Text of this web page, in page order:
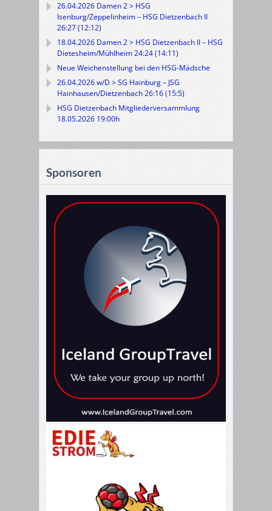
26.04.2026 Damen 2 > HSG
Isenburg/Zeppelinheim – HSG Dietzenbach II
26:27 (12:12)
18.04.2026 Damen 2 > HSG Dietzenbach II – HSG
Dietesheim/Mühlheim 24:24 (14:11)
Neue Weichenstellung bei den HSG-Mädsche
26.04.2026 w/D > SG Hainburg – JSG
Hainhausen/Dietzenbach 26:16 (15:5)
HSG Dietzenbach Mitgliederversammlung
18.05.2026 19:00h
Sponsoren